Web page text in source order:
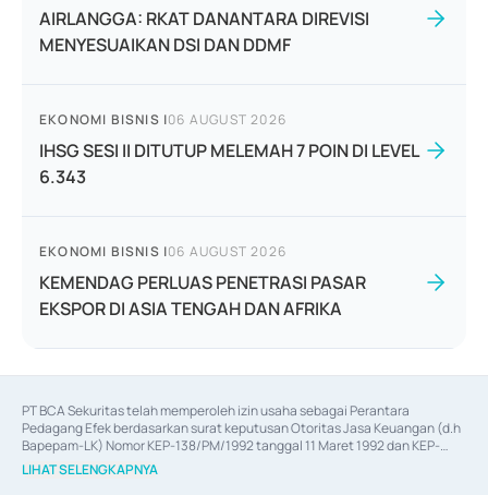
AIRLANGGA: RKAT DANANTARA DIREVISI
MENYESUAIKAN DSI DAN DDMF
EKONOMI BISNIS |06 AUGUST 2026
IHSG SESI II DITUTUP MELEMAH 7 POIN DI LEVEL
6.343
EKONOMI BISNIS |06 AUGUST 2026
KEMENDAG PERLUAS PENETRASI PASAR
EKSPOR DI ASIA TENGAH DAN AFRIKA
PT BCA Sekuritas telah memperoleh izin usaha sebagai Perantara
Pedagang Efek berdasarkan surat keputusan Otoritas Jasa Keuangan (d.h
Bapepam-LK) Nomor KEP-138/PM/1992 tanggal 11 Maret 1992 dan KEP-
06/D.04/2014 tanggal 28 Februari 2014, izin usaha sebagai Penjamin Emisi
Efek berdasarkan surat keputusan Otoritas Jasa Keuangan Nomor KEP-
LIHAT SELENGKAPNYA